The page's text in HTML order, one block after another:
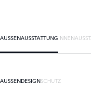
AUSSENAUSSTATTUNG
AUSSENDESIGN SCHUTZ